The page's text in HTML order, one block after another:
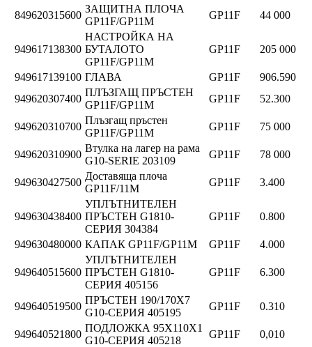
849620315600
ЗАЩИТНА ПЛОЧА
GP11F/GP11M
GP11F 44 000
949617138300
НАСТРОЙКА НА
БУТАЛОТО
GP11F/GP11M
GP11F 205 000
949617139100 ГЛАВА GP11F
906.590
949620307400
ПЛЪЗГАЩ ПРЪСТЕН
GP11F/GP11M
GP11F 52.300
949620310700
Плъзгащ пръстен
GP11F/GP11M
GP11F 75 000
949620310900
Втулка на лагер на рама
G10-SERIE 203109
GP11F 78 000
949630427500
Доставяща плоча
GP11F/11M
GP11F 3.400
949630438400
УПЛЪТНИТЕЛЕН
ПРЪСТЕН G1810-
СЕРИЯ 304384
GP11F 0.800
949630480000 КАПАК GP11F/GP11M GP11F 4.000
949640515600
УПЛЪТНИТЕЛЕН
ПРЪСТЕН G1810-
СЕРИЯ 405156
GP11F 6.300
949640519500
ПРЪСТЕН 190/170X7
G10-СЕРИЯ 405195
GP11F 0.310
949640521800
ПОДЛОЖКА 95X110X1
G10-СЕРИЯ 405218
GP11F 0,010